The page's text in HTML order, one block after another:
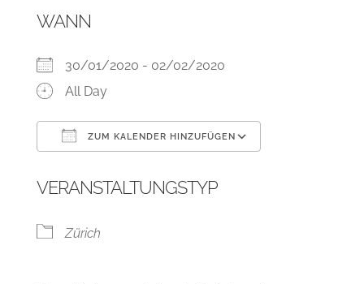
WANN
30/01/2020 - 02/02/2020
All Day
ZUM KALENDER HINZUFÜGEN
VERANSTALTUNGSTYP
Zürich